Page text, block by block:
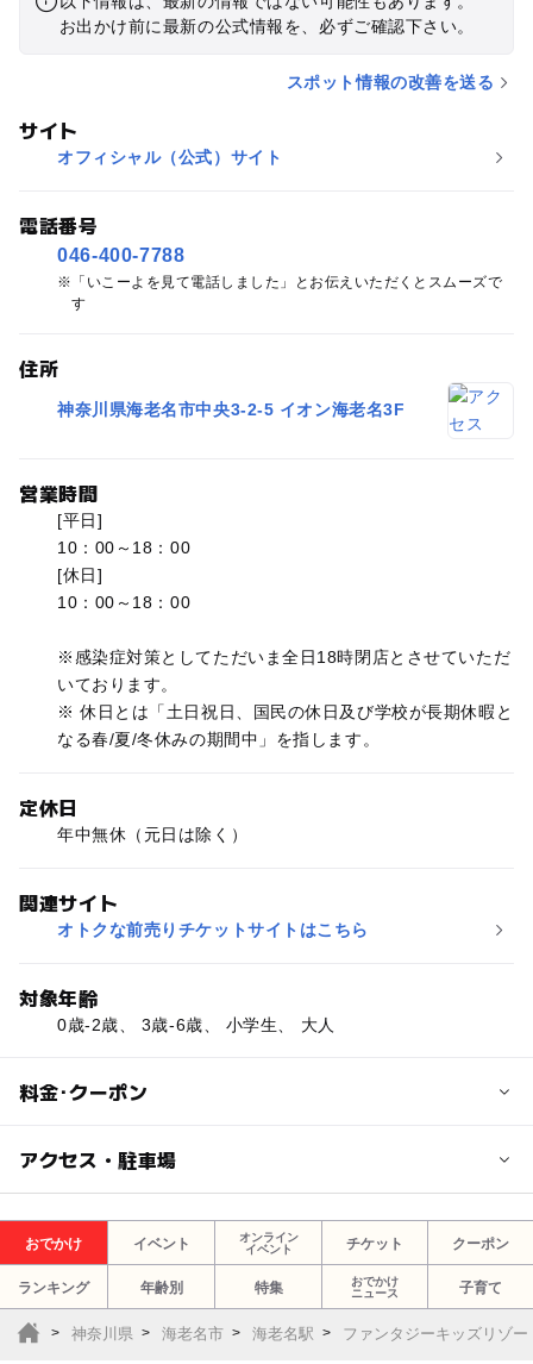
お出かけ前に最新の公式情報を、必ずご確認下さい。
スポット情報の改善を送る
サイト
オフィシャル（公式）サイト
電話番号
046-400-7788
「いこーよを見て電話しました」とお伝えいただくとスムーズで
す
住所
神奈川県海老名市中央3-2-5 イオン海老名3F
営業時間
[平日]
10：00～18：00
[休日]
10：00～18：00
※感染症対策としてただいま全日18時閉店とさせていただ
いております。
※ 休日とは「土日祝日、国民の休日及び学校が長期休暇と
なる春/夏/冬休みの期間中」を指します。
定休日
年中無休（元日は除く）
関連サイト
オトクな前売りチケットサイトはこちら
対象年齢
0歳-2歳、 3歳-6歳、 小学生、 大人
料金･クーポン
子供の料金
[休日]1,750円
[ハイシーズン]1,850円
◆トワイライトパック（15時から閉店まで遊べるプラン）
アクセス・駐車場
交通アクセス
【小田急】小田原線 海老名駅から徒歩3分
【相鉄】本線 海老名駅から徒歩3分
【JR】相模線 海老名駅から徒歩8分
おでかけ イベント
オンライン
イベント
チケット クーポン
ランキング 年齢別 特集
おでかけ
ニュース
子育て
神奈川県 海老名市 海老名駅 ファンタジーキッズリゾ